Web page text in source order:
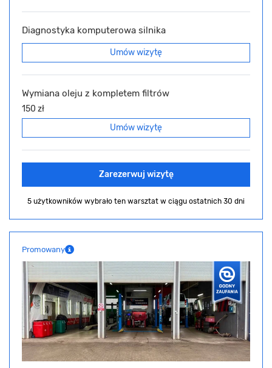
Diagnostyka komputerowa silnika
Umów wizytę
Wymiana oleju z kompletem filtrów
150 zł
Umów wizytę
Zarezerwuj wizytę
5 użytkowników wybrało ten warsztat w ciągu ostatnich 30 dni
Promowany